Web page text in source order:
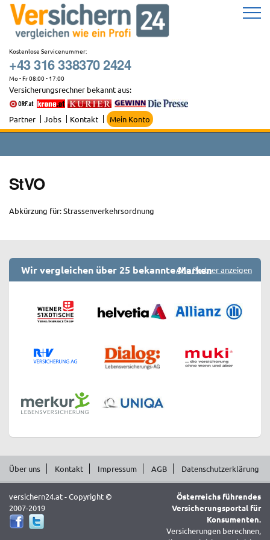
Zum
Inhalt
springen
Kostenlose Servicenummer:
+43 316 338370 2424
Mo - Fr 08:00 - 17:00
Versicherungsrechner bekannt aus:
Partner Jobs Kontakt Mein Konto
StVO
Abkürzung für: Strassenverkehrsordnung
Wir vergleichen über 25 bekannte MarkenAlle Partner anzeigen
Über uns Kontakt Impressum AGB Datenschutzerklärung
versichern24.at - Copyright ©
2007-2019
Österreichs führendes
Versicherungsportal für
Konsumenten.
Versicherungen berechnen,